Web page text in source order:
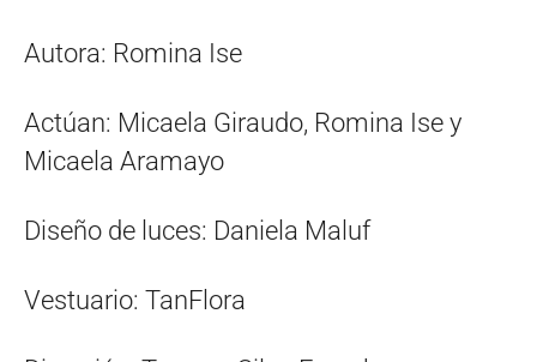
Autora: Romina Ise
Actúan: Micaela Giraudo, Romina Ise y
Micaela Aramayo
Diseño de luces: Daniela Maluf
Vestuario: TanFlora